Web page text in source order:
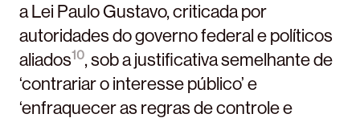
a Lei Paulo Gustavo, criticada por
autoridades do governo federal e políticos
aliados10, sob a justificativa semelhante de
‘contrariar o interesse público’ e
‘enfraquecer as regras de controle e